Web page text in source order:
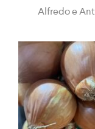
Alfredo e